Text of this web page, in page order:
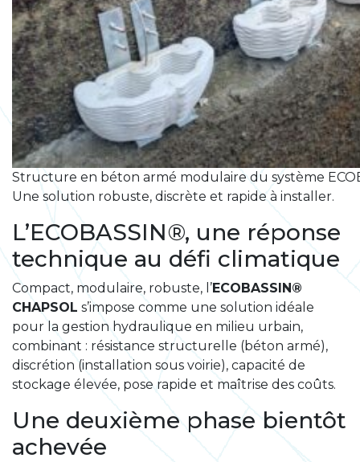
Structure en béton armé modulaire du système
Une solution robuste, discrète et rapide à installer.
L’ECOBASSIN®, une réponse
technique au défi climatique
Compact, modulaire, robuste, l’ECOBASSIN®
CHAPSOL s’impose comme une solution idéale
pour la gestion hydraulique en milieu urbain,
combinant : résistance structurelle (béton armé),
discrétion (installation sous voirie), capacité de
stockage élevée, pose rapide et maîtrise des coûts.
Une deuxième phase bientôt
achevée